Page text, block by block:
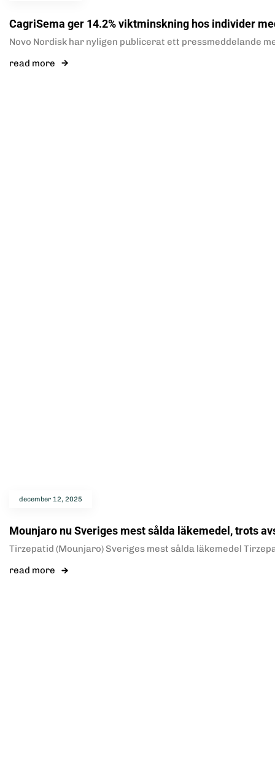
CagriSema ger 14.2% viktminskning hos individer
Novo Nordisk har nyligen publicerat ett pressmeddelande
read more
december 12, 2025
Mounjaro nu Sveriges mest sålda läkemedel, trots
Tirzepatid (Mounjaro) Sveriges mest sålda läkemedel
read more